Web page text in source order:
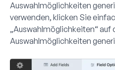
Auswahlmöglichkeiten
verwenden, klicken Sie
„Auswahlmöglichkeiten“
Auswahlmöglichkeiten